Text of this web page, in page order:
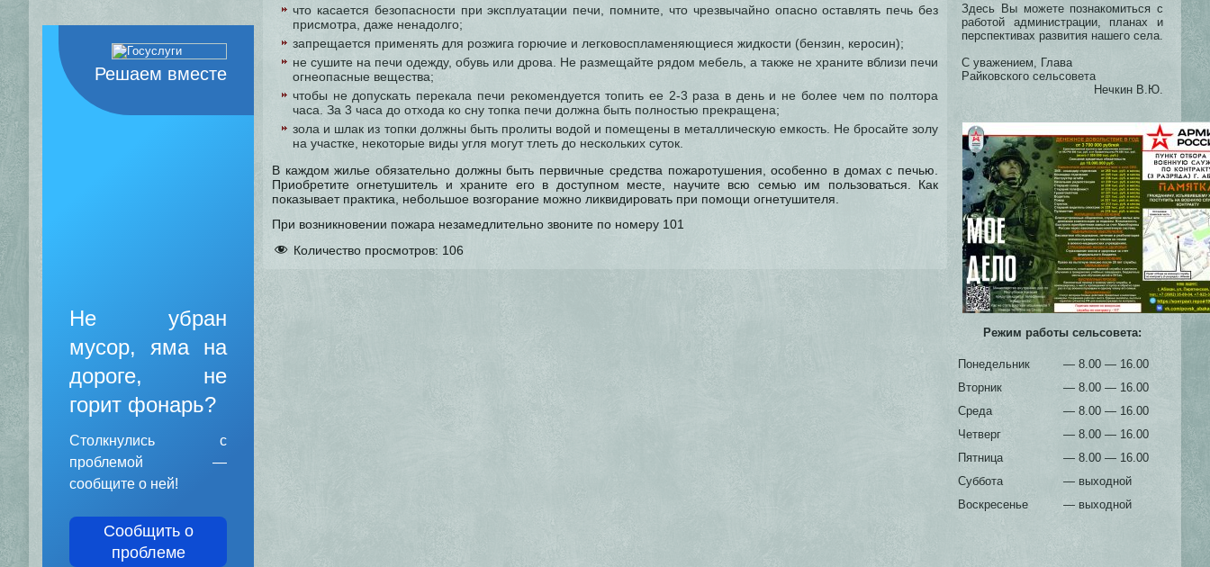
Решаем вместе
Не убран
мусор, яма на
дороге, не
горит фонарь?
Столкнулись с
проблемой —
сообщите о ней!
Сообщить о
проблеме
что касается безопасности при эксплуатации печи, помните, что чрезвычайно опасно оставлять печь без
присмотра, даже ненадолго;
запрещается применять для розжига горючие и легковоспламеняющиеся жидкости (бензин, керосин);
не сушите на печи одежду, обувь или дрова. Не размещайте рядом мебель, а также не храните вблизи печи
огнеопасные вещества;
чтобы не допускать перекала печи рекомендуется топить ее 2-3 раза в день и не более чем по полтора
часа. За 3 часа до отхода ко сну топка печи должна быть полностью прекращена;
зола и шлак из топки должны быть пролиты водой и помещены в металлическую емкость. Не бросайте золу
на участке, некоторые виды угля могут тлеть до нескольких суток.
В каждом жилье обязательно должны быть первичные средства пожаротушения, особенно в домах с печью.
Приобретите огнетушитель и храните его в доступном месте, научите всю семью им пользоваться. Как
показывает практика, небольшое возгорание можно ликвидировать при помощи огнетушителя.
При возникновении пожара незамедлительно звоните по номеру 101
Количество просмотров: 106
Здесь Вы можете познакомиться с
работой администрации, планах и
перспективах развития нашего села.
С уважением, Глава
Райковского сельсовета
Нечкин В.Ю.
Режим работы сельсовета:
Понедельник
— 8.00 — 16.00
Вторник
— 8.00 — 16.00
Среда
— 8.00 — 16.00
Четверг
— 8.00 — 16.00
Пятница
— 8.00 — 16.00
Суббота
— выходной
Воскресенье
— выходной